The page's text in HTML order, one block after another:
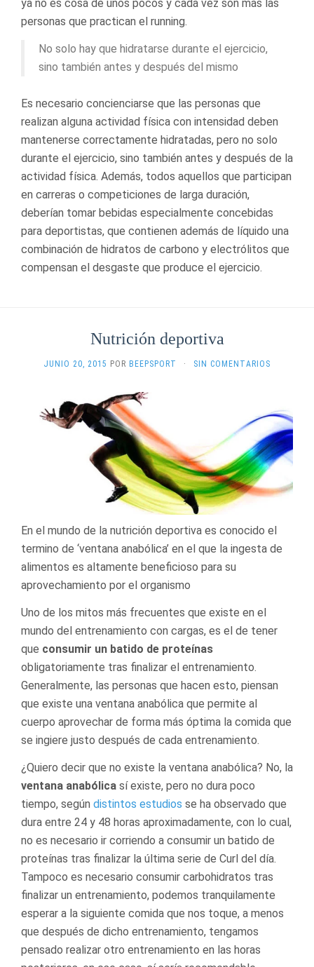
ya no es cosa de unos pocos y cada vez son mas las
personas que practican el running.
No solo hay que hidratarse durante el ejercicio,
sino también antes y después del mismo
Es necesario concienciarse que las personas que
realizan alguna actividad física con intensidad deben
mantenerse correctamente hidratadas, pero no solo
durante el ejercicio, sino también antes y después de la
actividad física. Además, todos aquellos que participan
en carreras o competiciones de larga duración,
deberían tomar bebidas especialmente concebidas
para deportistas, que contienen además de líquido una
combinación de hidratos de carbono y electrólitos que
compensan el desgaste que produce el ejercicio.
Nutrición deportiva
JUNIO 20, 2015 POR BEEPSPORT · SIN COMENTARIOS
En el mundo de la nutrición deportiva es conocido el
termino de ‘ventana anabólica’ en el que la ingesta de
alimentos es altamente beneficioso para su
aprovechamiento por el organismo
Uno de los mitos más frecuentes que existe en el
mundo del entrenamiento con cargas, es el de tener
que consumir un batido de proteínas
obligatoriamente tras finalizar el entrenamiento.
Generalmente, las personas que hacen esto, piensan
que existe una ventana anabólica que permite al
cuerpo aprovechar de forma más óptima la comida que
se ingiere justo después de cada entrenamiento.
¿Quiero decir que no existe la ventana anabólica? No, la
ventana anabólica sí existe, pero no dura poco
tiempo, según distintos estudios se ha observado que
dura entre 24 y 48 horas aproximadamente, con lo cual,
no es necesario ir corriendo a consumir un batido de
proteínas tras finalizar la última serie de Curl del día.
Tampoco es necesario consumir carbohidratos tras
finalizar un entrenamiento, podemos tranquilamente
esperar a la siguiente comida que nos toque, a menos
que después de dicho entrenamiento, tengamos
pensado realizar otro entrenamiento en las horas